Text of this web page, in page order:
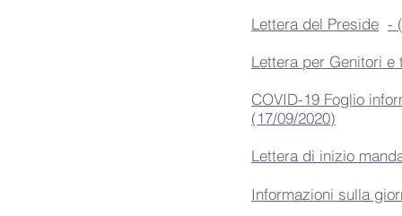
Lettera del Preside -
Lettera per Genitori e
COVID-19 Foglio
(17/09/2020)
Lettera di inizio
Informazioni sulla